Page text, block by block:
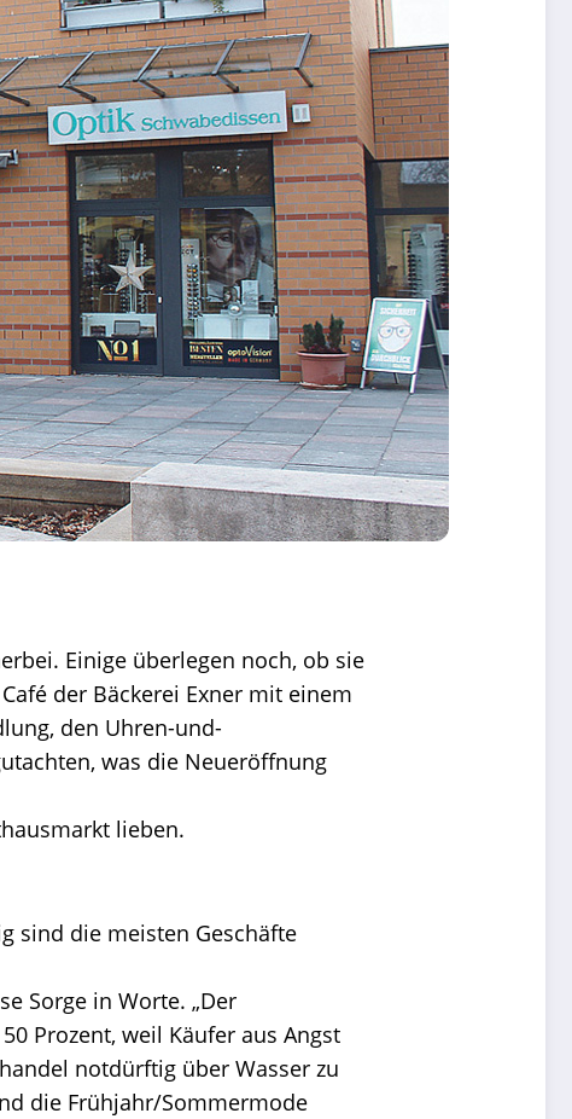
Einige überlegen noch, ob sie
der Bäckerei Exner mit einem
den Uhren-und-
was die Neueröffnung
lieben.
sind die meisten Geschäfte
Sorge in Worte. „Der
Prozent, weil Käufer aus Angst
notdürftig über Wasser zu
die Frühjahr/Sommermode